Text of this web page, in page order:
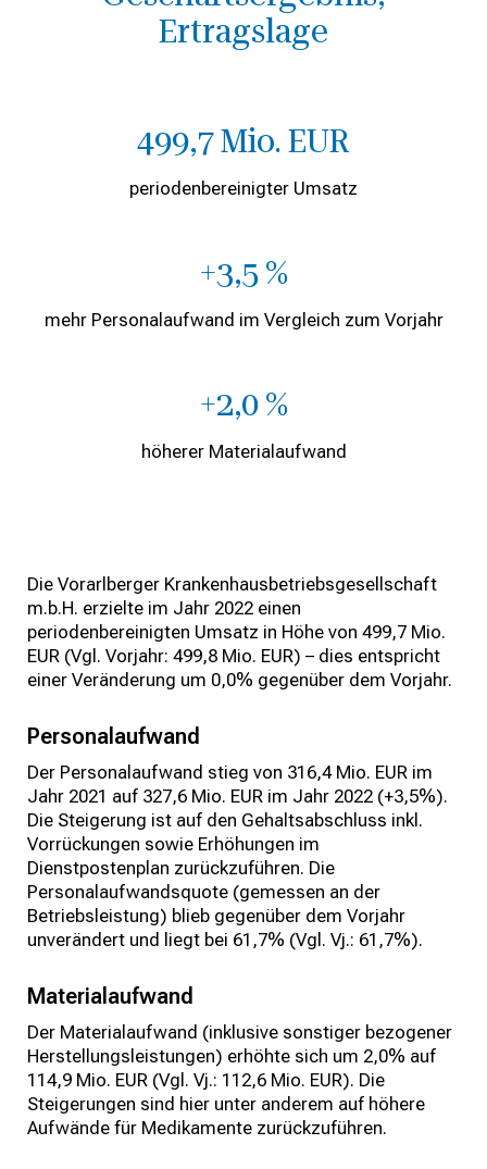
Ertragslage
499,7 Mio. EUR
periodenbereinigter Umsatz
+3,5 %
mehr Personalaufwand im Vergleich zum Vorjahr
+2,0 %
höherer Materialaufwand
Die Vorarlberger Krankenhausbetriebsgesellschaft
m.b.H. erzielte im Jahr 2022 einen
periodenbereinigten Umsatz in Höhe von 499,7 Mio.
EUR (Vgl. Vorjahr: 499,8 Mio. EUR) – dies entspricht
einer Veränderung um 0,0% gegenüber dem Vorjahr.
Personalaufwand
Der Personalaufwand stieg von 316,4 Mio. EUR im
Jahr 2021 auf 327,6 Mio. EUR im Jahr 2022 (+3,5%).
Die Steigerung ist auf den Gehaltsabschluss inkl.
Vorrückungen sowie Erhöhungen im
Dienstpostenplan zurückzuführen. Die
Personalaufwandsquote (gemessen an der
Betriebsleistung) blieb gegenüber dem Vorjahr
unverändert und liegt bei 61,7% (Vgl. Vj.: 61,7%).
Materialaufwand
Der Materialaufwand (inklusive sonstiger bezogener
Herstellungsleistungen) erhöhte sich um 2,0% auf
114,9 Mio. EUR (Vgl. Vj.: 112,6 Mio. EUR). Die
Steigerungen sind hier unter anderem auf höhere
Aufwände für Medikamente zurückzuführen.